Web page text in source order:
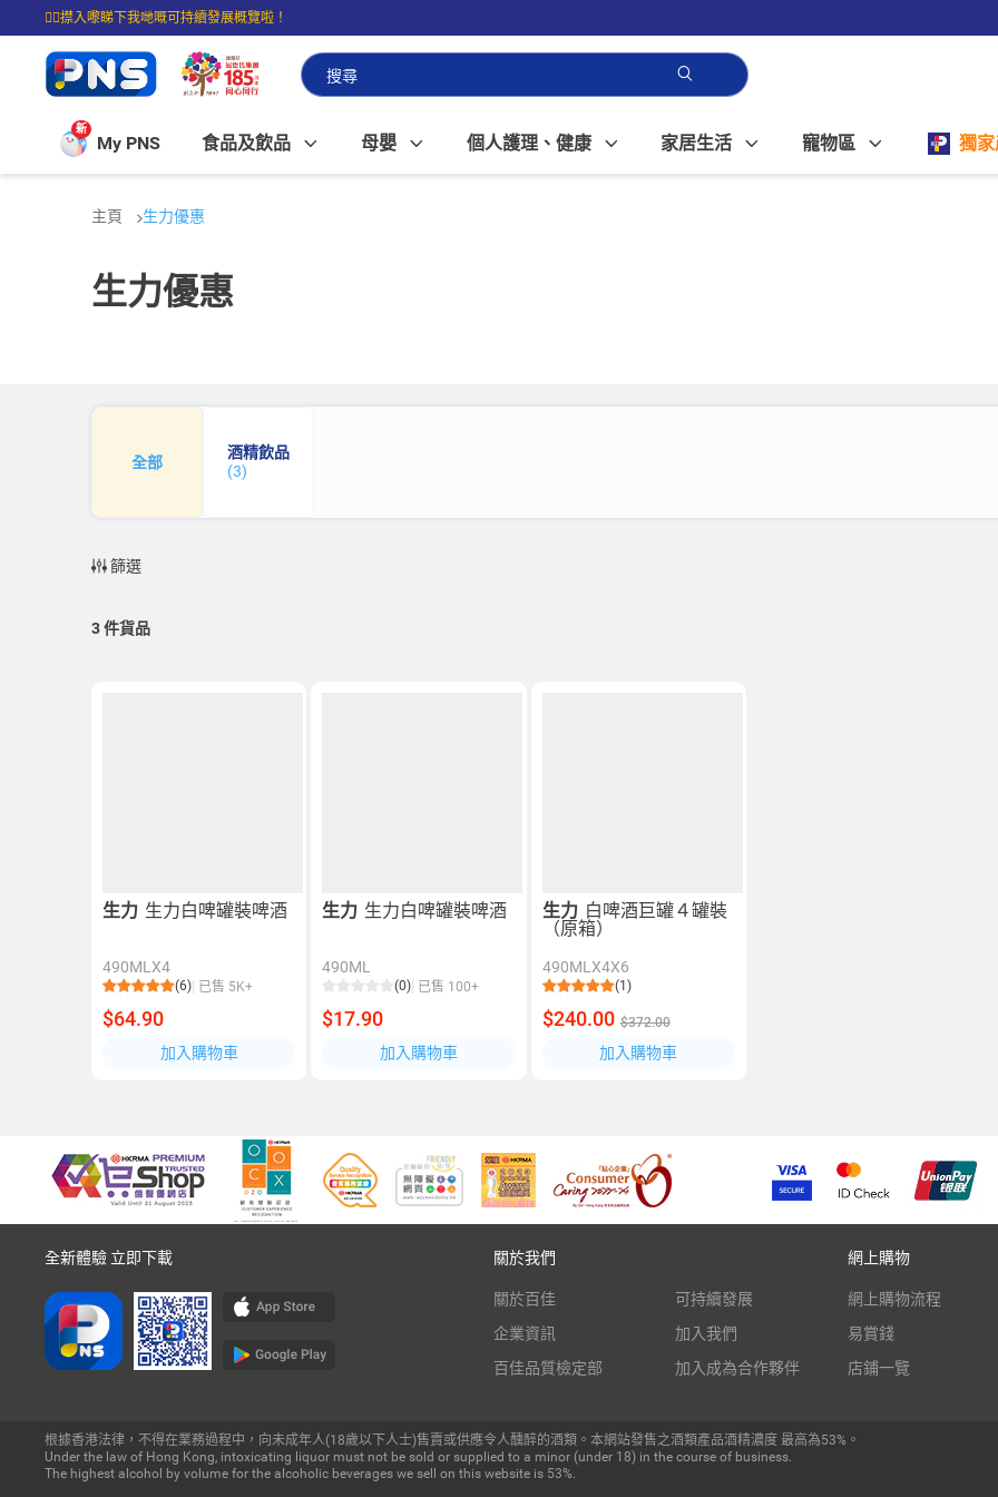
☝🏼㩒入嚟睇下我哋嘅可持續發展概覽啦！
⭐購物滿$399即享免費送貨；滿$100即可免費店取。
新
My PNS 食品及飲品 母嬰 個人護理、健康 家居生活 寵物區 獨
主頁 生力優惠
生力優惠
全部
酒精飲品
(3)
篩選
3件貨品
生力 生力白啤罐裝啤酒
490MLX4
(6) 已售 5K+
$64.90
加入購物車
生力 生力白啤罐裝啤酒
490ML
(0) 已售 100+
$17.90
加入購物車
生力 白啤酒巨罐４罐裝
（原箱）
490MLX4X6
(1)
$240.00 $372.00
加入購物車
全新體驗 立即下載 關於我們
關於百佳
企業資訊
百佳品質檢定部
可持續發展
加入我們
加入成為合作夥伴
網上購物
網上購物流程
易賞錢
店鋪一覽
根據香港法律，不得在業務過程中，向未成年人(18歲以下人士)售賣或供應令人醺醉的酒類。本網站發售之酒類產品酒精濃度 最高為53%。
Under the law of Hong Kong, intoxicating liquor must not be sold or supplied to a minor (under 18) in the course of business.
The highest alcohol by volume for the alcoholic beverages we sell on this website is 53%.